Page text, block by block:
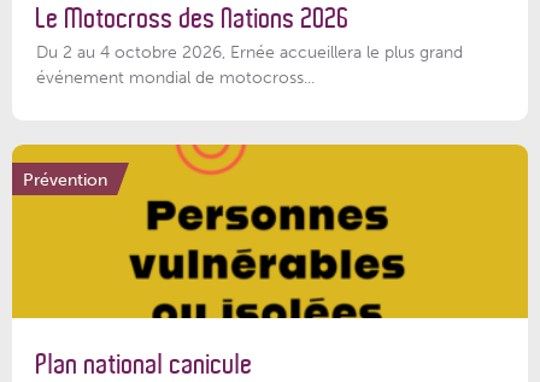
Le Motocross des Nations 2026
Du 2 au 4 octobre 2026, Ernée accueillera le plus grand
événement mondial de motocross...
Prévention
Plan national canicule